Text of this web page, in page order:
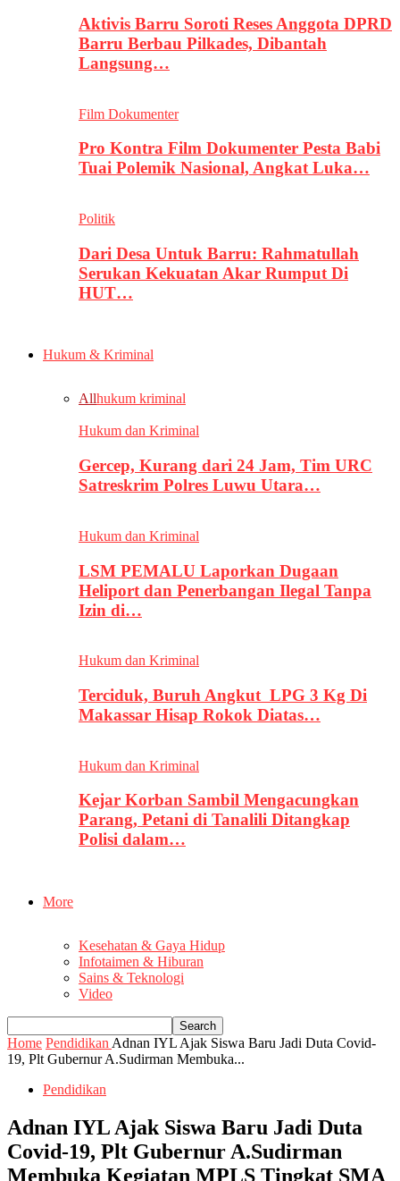
Aktivis Barru Soroti Reses Anggota DPRD
Barru Berbau Pilkades, Dibantah
Langsung…
Film Dokumenter
Pro Kontra Film Dokumenter Pesta Babi
Tuai Polemik Nasional, Angkat Luka…
Politik
Dari Desa Untuk Barru: Rahmatullah
Serukan Kekuatan Akar Rumput Di
HUT…
Hukum & Kriminal
Allhukum kriminal
Hukum dan Kriminal
Gercep, Kurang dari 24 Jam, Tim URC
Satreskrim Polres Luwu Utara…
Hukum dan Kriminal
LSM PEMALU Laporkan Dugaan
Heliport dan Penerbangan Ilegal Tanpa
Izin di…
Hukum dan Kriminal
Terciduk, Buruh Angkut LPG 3 Kg Di
Makassar Hisap Rokok Diatas…
Hukum dan Kriminal
Kejar Korban Sambil Mengacungkan
Parang, Petani di Tanalili Ditangkap
Polisi dalam…
More
Kesehatan & Gaya Hidup
Infotaimen & Hiburan
Sains & Teknologi
Video
Home Pendidikan Adnan IYL Ajak Siswa Baru Jadi Duta Covid-
19, Plt Gubernur A.Sudirman Membuka...
Pendidikan
Adnan IYL Ajak Siswa Baru Jadi Duta
Covid-19, Plt Gubernur A.Sudirman
Membuka Kegiatan MPLS Tingkat SMA